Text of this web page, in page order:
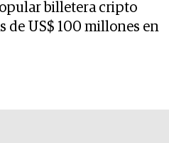
billetera cripto
de US$ 100 millones en